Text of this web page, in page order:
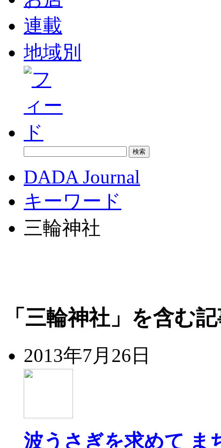
連載
地域別
DADA Journal
キーワード
三輪神社
「三輪神社」を含む
2013年7月26日
波うさぎを求めて ま